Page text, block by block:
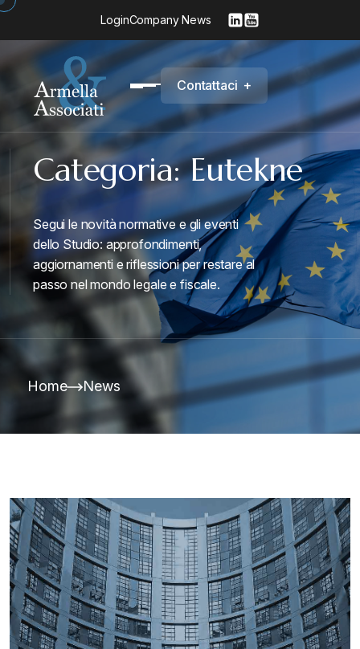
LoginCompany News
Contattaci +
Categoria:Eutekne
Segui le novità normative e gli eventi
dello Studio: approfondimenti,
aggiornamenti e riflessioni per restare al
passo nel mondo legale e fiscale.
Home News